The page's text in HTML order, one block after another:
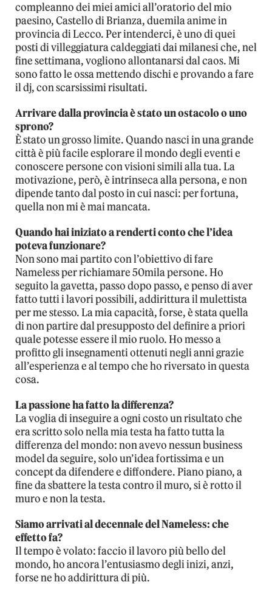
compleanno dei miei amici all’oratorio del mio
paesino, Castello di Brianza, duemila anime in
provincia di Lecco. Per intenderci, è uno di quei
posti di villeggiatura caldeggiati dai milanesi che, nel
fine settimana, vogliono allontanarsi dal caos. Mi
sono fatto le ossa mettendo dischi e provando a fare
il dj, con scarsissimi risultati.
Arrivare dalla provincia è stato un ostacolo o uno
sprono?
È stato un grosso limite. Quando nasci in una grande
città è più facile esplorare il mondo degli eventi e
conoscere persone con visioni simili alla tua. La
motivazione, però, è intrinseca alla persona, e non
dipende tanto dal posto in cui nasci: per fortuna,
quella non mi è mai mancata.
Quando hai iniziato a renderti conto che l’idea
poteva funzionare?
Non sono mai partito con l’obiettivo di fare
Nameless per richiamare 50mila persone. Ho
seguito la gavetta, passo dopo passo, e penso di aver
fatto tutti i lavori possibili, addirittura il mulettista
per me stesso. La mia capacità, forse, è stata quella
di non partire dal presupposto del definire a priori
quale potesse essere il mio ruolo. Ho messo a
profitto gli insegnamenti ottenuti negli anni grazie
all’esperienza e al tempo che ho riversato in questa
cosa.
La passione ha fatto la differenza?
La voglia di inseguire a ogni costo un risultato che
era scritto solo nella mia testa ha fatto tutta la
differenza del mondo: non avevo nessun business
model da seguire, solo un’idea fortissima e un
concept da difendere e diffondere. Piano piano, a
fine da sbattere la testa contro il muro, si è rotto il
muro e non la testa.
Siamo arrivati al decennale del Nameless: che
effetto fa?
Il tempo è volato: faccio il lavoro più bello del
mondo, ho ancora l’entusiasmo degli inizi, anzi,
forse ne ho addirittura di più.